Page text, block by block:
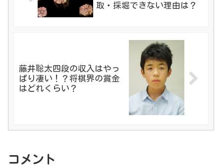
取・採堀できない理由は？
藤井聡太四段の収入はやっ
ぱり凄い！？将棋界の賞金
はどれくらい？
コメント